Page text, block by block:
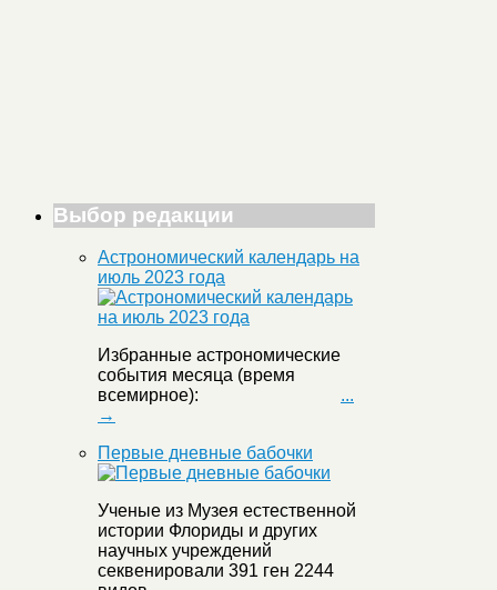
Выбор редакции
Астрономический календарь на
июль 2023 года
Избранные астрономические
события месяца (время
всемирное): ...
→
Первые дневные бабочки
Ученые из Музея естественной
истории Флориды и других
научных учреждений
секвенировали 391 ген 2244